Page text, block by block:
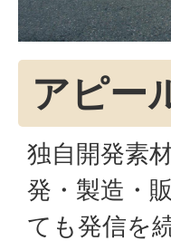
アピー
独自開発素
発・製造・
ても発信を